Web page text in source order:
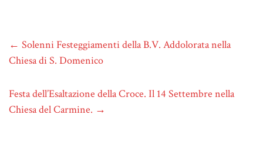
← Solenni Festeggiamenti della B.V. Addolorata nella
Chiesa di S. Domenico
Festa dell’Esaltazione della Croce. Il 14 Settembre nella
Chiesa del Carmine. →